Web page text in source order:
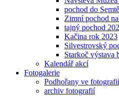
pochod do
Zimní pochod
tajný pochod
Kačina rok 2023
Silvestrovský
Starkoč výstava
Kalendář akcí
Fotogalerie
Podhořany ve
archiv fotografií